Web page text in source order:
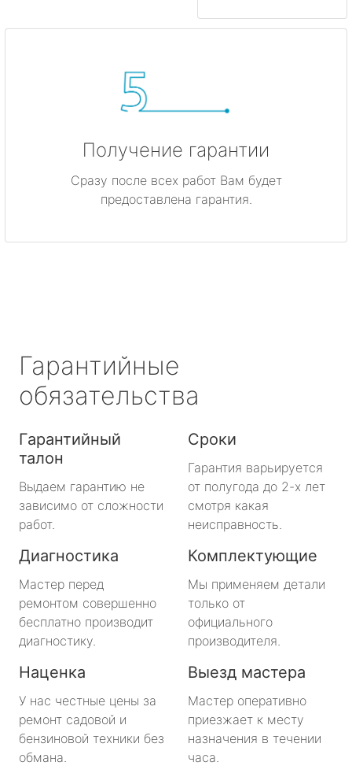
Получение гарантии
Сразу после всех работ Вам будет
предоставлена гарантия.
Гарантийные
обязательства
Гарантийный
талон
Выдаем гарантию не
зависимо от сложности
работ.
Сроки
Гарантия варьируется
от полугода до 2-х лет
смотря какая
неисправность.
Диагностика
Мастер перед
ремонтом совершенно
бесплатно производит
диагностику.
Комплектующие
Мы применяем детали
только от
официального
производителя.
Наценка
У нас честные цены за
ремонт садовой и
бензиновой техники без
обмана.
Выезд мастера
Мастер оперативно
приезжает к месту
назначения в течении
часа.